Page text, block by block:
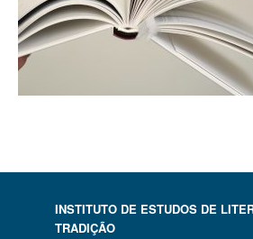
INSTITUTO DE ESTUDOS DE
TRADIÇÃO